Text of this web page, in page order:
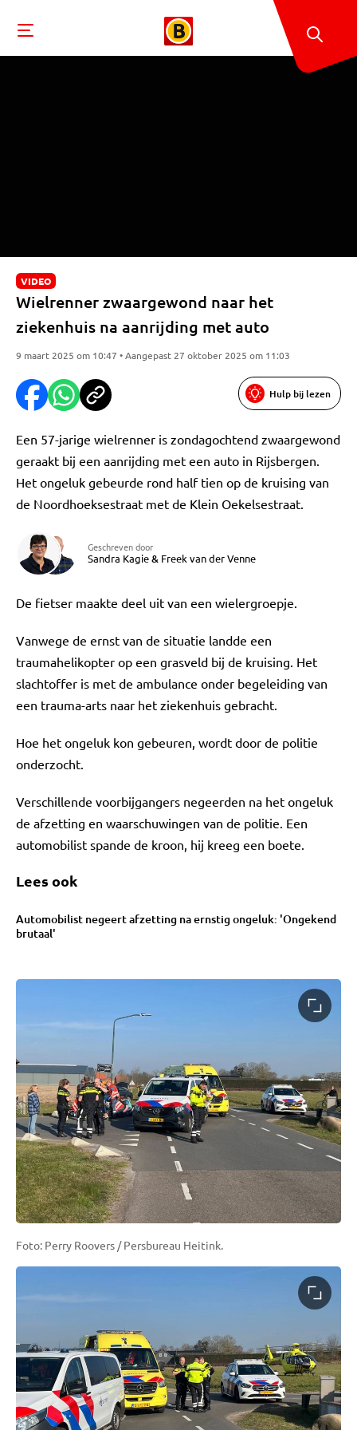
VIDEO
Wielrenner zwaargewond naar het
ziekenhuis na aanrijding met auto
9 maart 2025 om 10:47 • Aangepast 27 oktober 2025 om 11:03
Hulp bij lezen
Een 57-jarige wielrenner is zondagochtend zwaargewond
geraakt bij een aanrijding met een auto in Rijsbergen.
Het ongeluk gebeurde rond half tien op de kruising van
de Noordhoeksestraat met de Klein Oekelsestraat.
Geschreven door
Sandra Kagie& Freek van der Venne
De fietser maakte deel uit van een wielergroepje.
Vanwege de ernst van de situatie landde een
traumahelikopter op een grasveld bij de kruising. Het
slachtoffer is met de ambulance onder begeleiding van
een trauma-arts naar het ziekenhuis gebracht.
Hoe het ongeluk kon gebeuren, wordt door de politie
onderzocht.
Verschillende voorbijgangers negeerden na het ongeluk
de afzetting en waarschuwingen van de politie. Een
automobilist spande de kroon, hij kreeg een boete.
Lees ook
Automobilist negeert afzetting na ernstig ongeluk: 'Ongekend
brutaal'
Foto: Perry Roovers / Persbureau Heitink.